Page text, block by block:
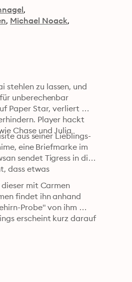
Michael Noack
stehlen zu lassen, und
unberechenbar
Paper Star, verliert
Player hackt
Chase und Julia
aus seiner Lieblings-
eine Briefmarke im
sendet Tigress in die
dass etwas
dieser mit Carmen
findet ihn anhand
Probe" von ihm
erscheint kurz darauf